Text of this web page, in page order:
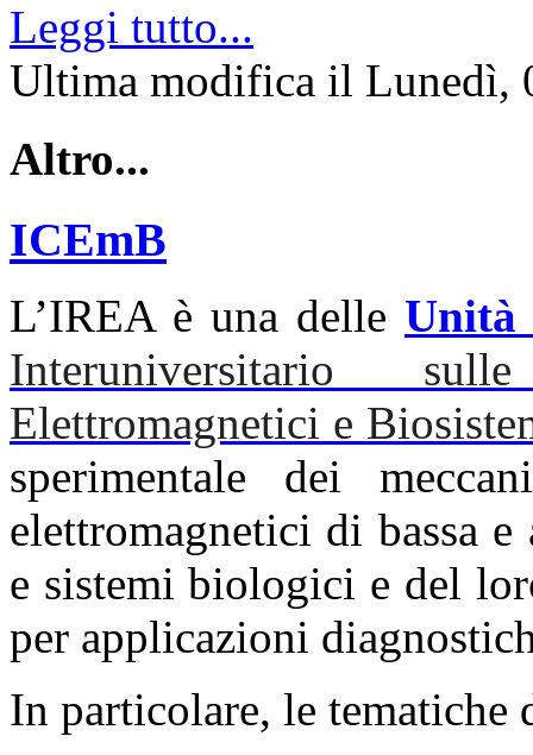
Leggi tutto...
Ultima modifica il Lunedì,
Altro...
ICEmB
L’IREA è una delle Unità
Interuniversitario
Elettromagnetici e
sperimentale dei
elettromagnetici di bassa
e sistemi biologici e del
per applicazioni
In particolare, le tematiche